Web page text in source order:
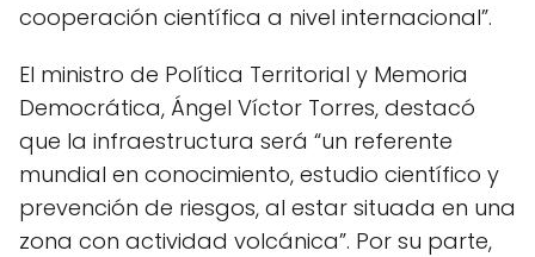
cooperación científica a nivel internacional”.
El ministro de Política Territorial y Memoria
Democrática, Ángel Víctor Torres, destacó
que la infraestructura será “un referente
mundial en conocimiento, estudio científico y
prevención de riesgos, al estar situada en una
zona con actividad volcánica”. Por su parte,